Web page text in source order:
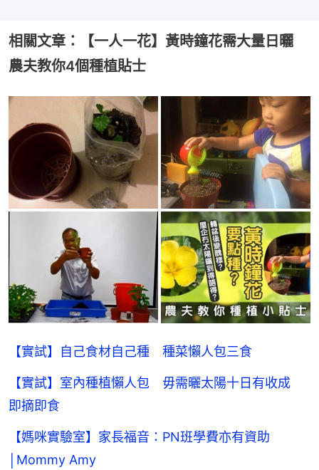
相關文章：【一人一花】黃時鐘花需大量日曬
農夫教你4個種植貼士
【實試】自己食材自己種 種菜懶人包三食
【實試】室內種植懶人包 毋需曬太陽十日有收成
即摘即食
【媽咪實驗室】家長福音：PN班學費亦有資助
│Mommy Amy